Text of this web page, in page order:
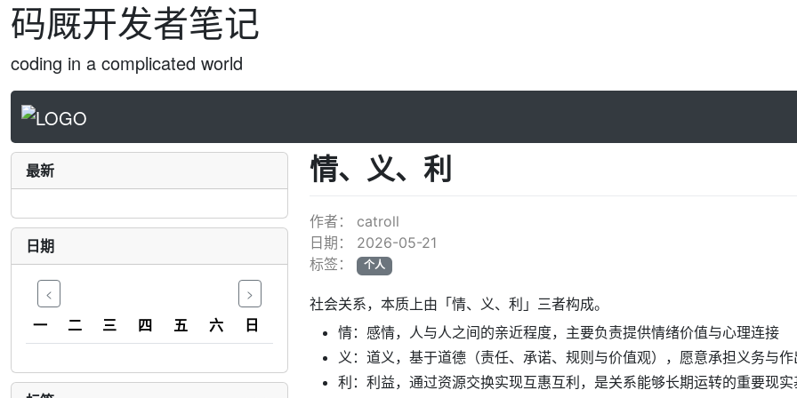
码厩开发者笔记
coding in a complicated world
最新
日期
< >
一 二 三 四 五 六 日
情、义、利
作者： catroll
日期： 2026-05-21
标签：
个人
社会关系，本质上由「情、义、利」三者构成。
情：感情，人与人之间的亲近程度，主要负责提供情绪价值与心理连接
义：道义，基于道德（责任、承诺、规则与价值观），愿意承担义务与作
利：利益，通过资源交换实现互惠互利，是关系能够长期运转的重要现实